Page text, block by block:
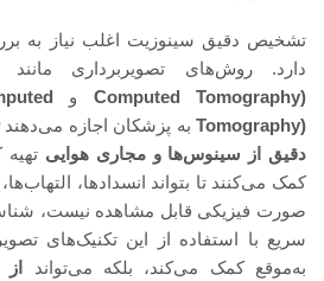
تشخیص دقیق سینوزیت اغلب نیاز به
دارد. روش‌های تصویربرداری مانند
Computed Tomography) و
Tomography) به پزشکان اجازه می‌دهند
دقیق از سینوس‌ها و مجاری هوایی
کمک می‌کنند تا بتواند انسدادها،
صورت فیزیکی قابل مشاهده نیست،
سریع با استفاده از این تکنیک‌های
به‌موقع کمک می‌کند، بلکه می‌تواند